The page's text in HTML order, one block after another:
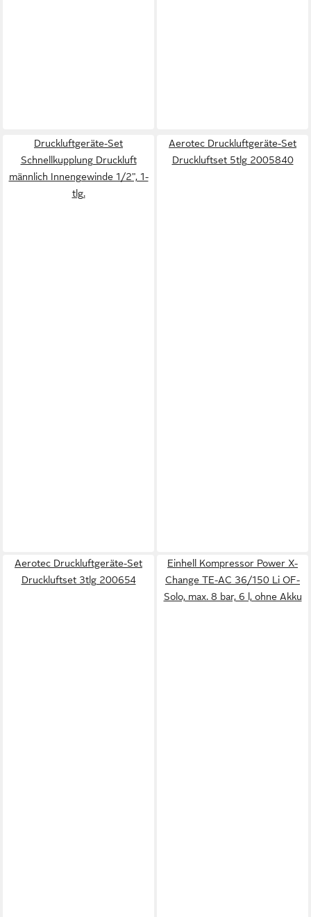
Druckluftgeräte-Set
Schnellkupplung Druckluft
männlich Innengewinde 1/2", 1-
tlg.
Aerotec Druckluftgeräte-Set
Druckluftset 5tlg 2005840
Aerotec Druckluftgeräte-Set
Druckluftset 3tlg 200654
Einhell Kompressor Power X-
Change TE-AC 36/150 Li OF-
Solo, max. 8 bar, 6 l, ohne Akku